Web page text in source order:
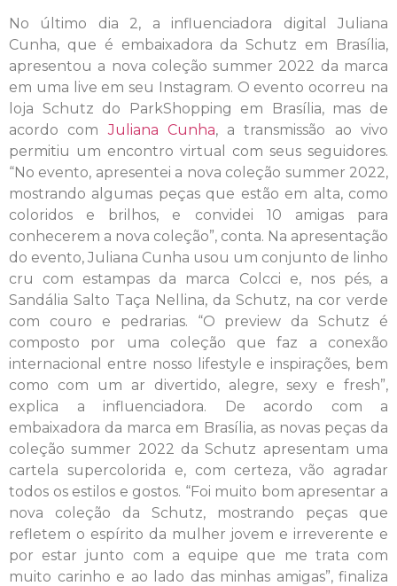
No último dia 2, a influenciadora digital Juliana
Cunha, que é embaixadora da Schutz em Brasília,
apresentou a nova coleção summer 2022 da marca
em uma live em seu Instagram. O evento ocorreu na
loja Schutz do ParkShopping em Brasília, mas de
acordo comJuliana Cunha, a transmissão ao vivo
permitiu um encontro virtual com seus seguidores.
“No evento, apresentei a nova coleção summer 2022,
mostrando algumas peças que estão em alta, como
coloridos e brilhos, e convidei 10 amigas para
conhecerem a nova coleção”, conta. Na apresentação
do evento, Juliana Cunha usou um conjunto de linho
cru com estampas da marca Colcci e, nos pés, a
Sandália Salto Taça Nellina, da Schutz, na cor verde
com couro e pedrarias. “O preview da Schutz é
composto por uma coleção que faz a conexão
internacional entre nosso lifestyle e inspirações, bem
como com um ar divertido, alegre, sexy e fresh”,
explica a influenciadora. De acordo com a
embaixadora da marca em Brasília, as novas peças da
coleção summer 2022 da Schutz apresentam uma
cartela supercolorida e, com certeza, vão agradar
todos os estilos e gostos. “Foi muito bom apresentar a
nova coleção da Schutz, mostrando peças que
refletem o espírito da mulher jovem e irreverente e
por estar junto com a equipe que me trata com
muito carinho e ao lado das minhas amigas”, finaliza